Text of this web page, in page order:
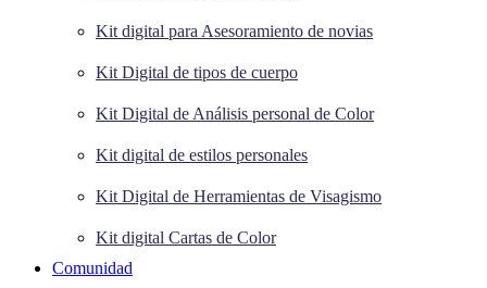
Kit digital para Asesoramiento de novias
Kit Digital de tipos de cuerpo
Kit Digital de Análisis personal de Color
Kit digital de estilos personales
Kit Digital de Herramientas de Visagismo
Kit digital Cartas de Color
Comunidad